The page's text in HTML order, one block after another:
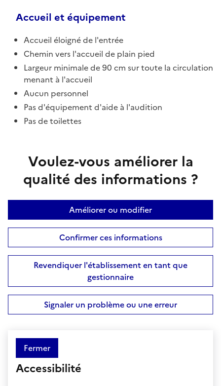
Accueil et équipement
Accueil éloigné de l'entrée
Chemin vers l'accueil de plain pied
Largeur minimale de 90 cm sur toute la circulation
menant à l'accueil
Aucun personnel
Pas d'équipement d'aide à l'audition
Pas de toilettes
Voulez-vous améliorer la
qualité des informations ?
Améliorer ou modifier
Confirmer ces informations
Revendiquer l'établissement en tant que
gestionnaire
Signaler un problème ou une erreur
Fermer
Accessibilité